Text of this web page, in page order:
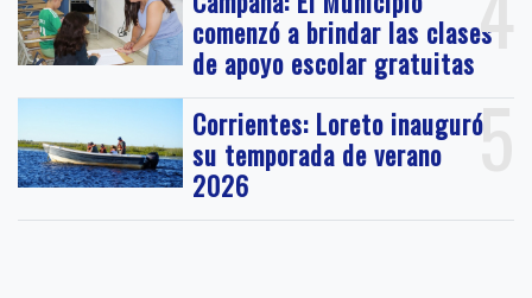
comenzó a brindar las clases
de apoyo escolar gratuitas
5
Corrientes: Loreto inauguró
su temporada de verano
2026